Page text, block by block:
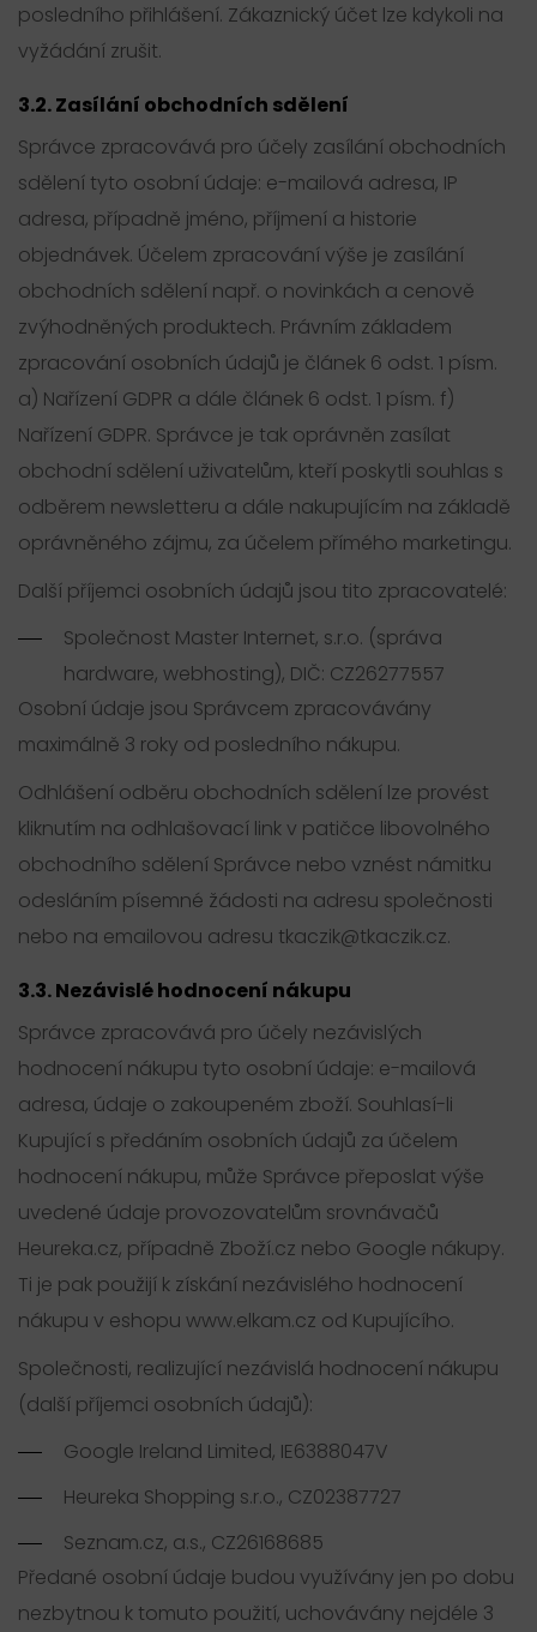
posledního přihlášení. Zákaznický účet lze kdykoli na
vyžádání zrušit.
3.2. Zasílání obchodních sdělení
Správce zpracovává pro účely zasílání obchodních
sdělení tyto osobní údaje: e-mailová adresa, IP
adresa, případně jméno, příjmení a historie
objednávek. Účelem zpracování výše je zasílání
obchodních sdělení např. o novinkách a cenově
zvýhodněných produktech. Právním základem
zpracování osobních údajů je článek 6 odst. 1 písm.
a) Nařízení GDPR a dále článek 6 odst. 1 písm. f)
Nařízení GDPR. Správce je tak oprávněn zasílat
obchodní sdělení uživatelům, kteří poskytli souhlas s
odběrem newsletteru a dále nakupujícím na základě
oprávněného zájmu, za účelem přímého marketingu.
Další příjemci osobních údajů jsou tito zpracovatelé:
Společnost Master Internet, s.r.o. (správa
hardware, webhosting), DIČ: CZ26277557
Osobní údaje jsou Správcem zpracovávány
maximálně 3 roky od posledního nákupu.
Odhlášení odběru obchodních sdělení lze provést
kliknutím na odhlašovací link v patičce libovolného
obchodního sdělení Správce nebo vznést námitku
odesláním písemné žádosti na adresu společnosti
nebo na emailovou adresu tkaczik@tkaczik.cz.
3.3. Nezávislé hodnocení nákupu
Správce zpracovává pro účely nezávislých
hodnocení nákupu tyto osobní údaje: e-mailová
adresa, údaje o zakoupeném zboží. Souhlasí-li
Kupující s předáním osobních údajů za účelem
hodnocení nákupu, může Správce přeposlat výše
uvedené údaje provozovatelům srovnávačů
Heureka.cz, případně Zboží.cz nebo Google nákupy.
Ti je pak použijí k získání nezávislého hodnocení
nákupu v eshopu www.elkam.cz od Kupujícího.
Společnosti, realizující nezávislá hodnocení nákupu
(další příjemci osobních údajů):
Google Ireland Limited, IE6388047V
Heureka Shopping s.r.o., CZ02387727
Seznam.cz, a.s., CZ26168685
Předané osobní údaje budou využívány jen po dobu
nezbytnou k tomuto použití, uchovávány nejdéle 3